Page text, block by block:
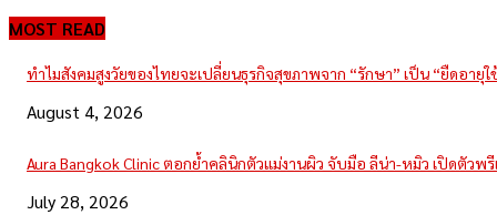
MOST READ
ทำไมสังคมสูงวัยของไทยจะเปลี่ยนธุรกิจสุขภาพจาก “รักษา” เป็น “ยืดอายุใ
August 4, 2026
Aura Bangkok Clinic ตอกย้ำคลินิกตัวแม่งานผิว จับมือ ลีน่า-หมิว เปิดตัวพรี
July 28, 2026